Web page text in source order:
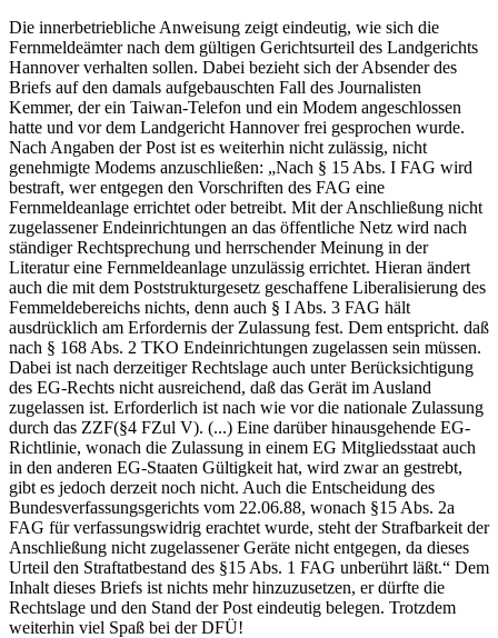
Die innerbetriebliche Anweisung zeigt eindeutig, wie sich die
Fernmeldeämter nach dem gültigen Gerichtsurteil des Landgerichts
Hannover verhalten sollen. Dabei bezieht sich der Absender des
Briefs auf den damals aufgebauschten Fall des Journalisten
Kemmer, der ein Taiwan-Telefon und ein Modem angeschlossen
hatte und vor dem Landgericht Hannover frei gesprochen wurde.
Nach Angaben der Post ist es weiterhin nicht zulässig, nicht
genehmigte Modems anzuschließen: „Nach § 15 Abs. I FAG wird
bestraft, wer entgegen den Vorschriften des FAG eine
Fernmeldeanlage errichtet oder betreibt. Mit der Anschließung nicht
zugelassener Endeinrichtungen an das öffentliche Netz wird nach
ständiger Rechtsprechung und herrschender Meinung in der
Literatur eine Fernmeldeanlage unzulässig errichtet. Hieran ändert
auch die mit dem Poststrukturgesetz geschaffene Liberalisierung des
Femmeldebereichs nichts, denn auch § I Abs. 3 FAG hält
ausdrücklich am Erfordernis der Zulassung fest. Dem entspricht. daß
nach § 168 Abs. 2 TKO Endeinrichtungen zugelassen sein müssen.
Dabei ist nach derzeitiger Rechtslage auch unter Berücksichtigung
des EG-Rechts nicht ausreichend, daß das Gerät im Ausland
zugelassen ist. Erforderlich ist nach wie vor die nationale Zulassung
durch das ZZF(§4 FZul V). (...) Eine darüber hinausgehende EG-
Richtlinie, wonach die Zulassung in einem EG Mitgliedsstaat auch
in den anderen EG-Staaten Gültigkeit hat, wird zwar an gestrebt,
gibt es jedoch derzeit noch nicht. Auch die Entscheidung des
Bundesverfassungsgerichts vom 22.06.88, wonach §15 Abs. 2a
FAG für verfassungswidrig erachtet wurde, steht der Strafbarkeit der
Anschließung nicht zugelassener Geräte nicht entgegen, da dieses
Urteil den Straftatbestand des §15 Abs. 1 FAG unberührt läßt.“ Dem
Inhalt dieses Briefs ist nichts mehr hinzuzusetzen, er dürfte die
Rechtslage und den Stand der Post eindeutig belegen. Trotzdem
weiterhin viel Spaß bei der DFÜ!